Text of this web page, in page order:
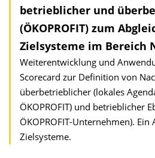
betrieblicher und
(ÖKOPROFIT) zum
Zielsysteme im Bereich
Weiterentwicklung und
Scorecard zur Definition von
überbetrieblicher (lokales
ÖKOPROFIT) und betrieblicher
ÖKOPROFIT-Unternehmen). Ein
Zielsysteme.